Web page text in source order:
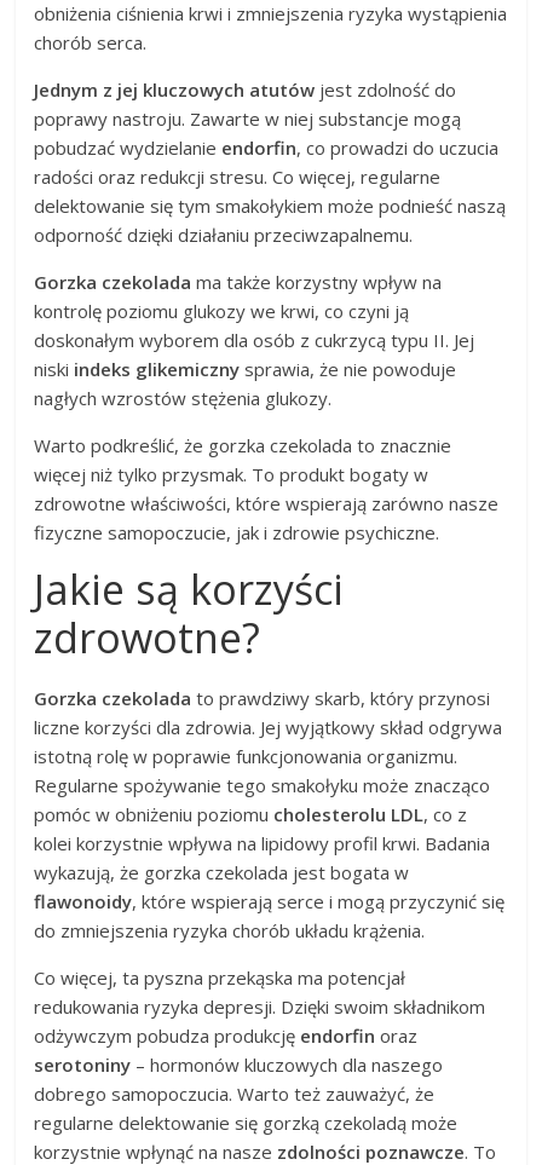
obniżenia ciśnienia krwi i zmniejszenia ryzyka wystąpienia
chorób serca.
Jednym z jej kluczowych atutów jest zdolność do
poprawy nastroju. Zawarte w niej substancje mogą
pobudzać wydzielanie endorfin, co prowadzi do uczucia
radości oraz redukcji stresu. Co więcej, regularne
delektowanie się tym smakołykiem może podnieść naszą
odporność dzięki działaniu przeciwzapalnemu.
Gorzka czekolada ma także korzystny wpływ na
kontrolę poziomu glukozy we krwi, co czyni ją
doskonałym wyborem dla osób z cukrzycą typu II. Jej
niski indeks glikemiczny sprawia, że nie powoduje
nagłych wzrostów stężenia glukozy.
Warto podkreślić, że gorzka czekolada to znacznie
więcej niż tylko przysmak. To produkt bogaty w
zdrowotne właściwości, które wspierają zarówno nasze
fizyczne samopoczucie, jak i zdrowie psychiczne.
Jakie są korzyści
zdrowotne?
Gorzka czekolada to prawdziwy skarb, który przynosi
liczne korzyści dla zdrowia. Jej wyjątkowy skład odgrywa
istotną rolę w poprawie funkcjonowania organizmu.
Regularne spożywanie tego smakołyku może znacząco
pomóc w obniżeniu poziomu cholesterolu LDL, co z
kolei korzystnie wpływa na lipidowy profil krwi. Badania
wykazują, że gorzka czekolada jest bogata w
flawonoidy, które wspierają serce i mogą przyczynić się
do zmniejszenia ryzyka chorób układu krążenia.
Co więcej, ta pyszna przekąska ma potencjał
redukowania ryzyka depresji. Dzięki swoim składnikom
odżywczym pobudza produkcję endorfin oraz
serotoniny – hormonów kluczowych dla naszego
dobrego samopoczucia. Warto też zauważyć, że
regularne delektowanie się gorzką czekoladą może
korzystnie wpłynąć na nasze zdolności poznawcze. To